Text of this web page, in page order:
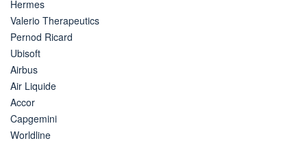
Hermes
Valerio Therapeutics
Pernod Ricard
Ubisoft
Airbus
Air Liquide
Accor
Capgemini
Worldline